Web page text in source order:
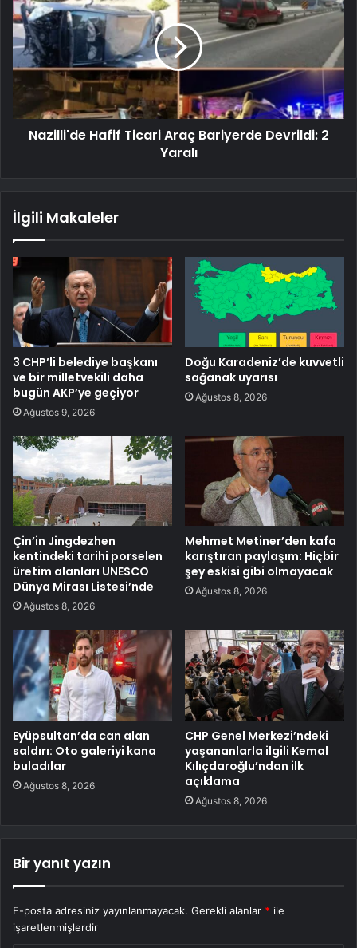
Nazilli'de Hafif Ticari Araç Bariyerde Devrildi: 2
Yaralı
İlgili Makaleler
3 CHP’li belediye başkanı
ve bir milletvekili daha
bugün AKP’ye geçiyor
Ağustos 9, 2026
Doğu Karadeniz’de kuvvetli
sağanak uyarısı
Ağustos 8, 2026
Çin’in Jingdezhen
kentindeki tarihi porselen
üretim alanları UNESCO
Dünya Mirası Listesi’nde
Ağustos 8, 2026
Mehmet Metiner’den kafa
karıştıran paylaşım: Hiçbir
şey eskisi gibi olmayacak
Ağustos 8, 2026
Eyüpsultan’da can alan
saldırı: Oto galeriyi kana
buladılar
Ağustos 8, 2026
CHP Genel Merkezi’ndeki
yaşananlarla ilgili Kemal
Kılıçdaroğlu’ndan ilk
açıklama
Ağustos 8, 2026
Bir yanıt yazın
E-posta adresiniz yayınlanmayacak. Gerekli alanlar * ile
işaretlenmişlerdir